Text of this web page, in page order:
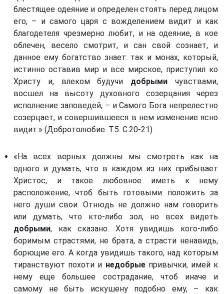
блестящее одеяние и определен стоять перед лицом
его, – и самого царя с вожделением видит и как
благодетеля чрезмерно любит, и на одеяние, в кое
облечен, весело смотрит, и сан свой сознает, и
данное ему богатство знает: так и монах, который,
истинно оставив мир и все мирское, приступил ко
Христу и, влеком будучи добрымичувствами,
восшел на высоту духовного созерцания через
исполнение заповедей, – и Самого Бога непрелестно
созерцает, и совершившееся в нем изменение ясно
видит.» (Добротолюбие. Т.5. С.20-21)
«На всех верных должны мы смотреть как на
одного и думать, что в каждом из них прибывает
Христос, и такое любовное иметь к нему
расположение, чтоб быть готовыми положить за
него души свои. Отнюдь не должно нам говорить
или думать, что кто-либо зол, но всех видеть
добрыми, как сказано. Хотя увидишь кого-либо
боримым страстями, не брата, а страсти ненавидь,
борющие его. А когда увидишь такого, над которым
тиранствуют похоти и недобрыепривычки, имей к
нему еще большее сострадание, чтоб иначе и
самому не быть искушену подобно ему, – как